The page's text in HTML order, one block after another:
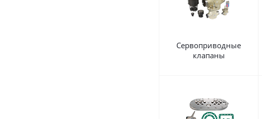
Сервоприводные
клапаны